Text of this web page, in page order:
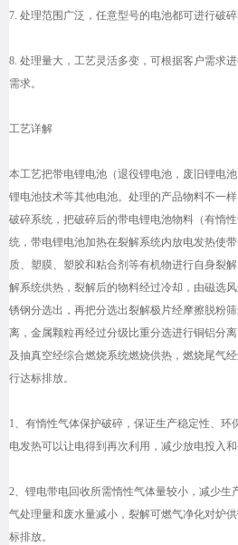
7. 处理范围广泛，任意型号的电池都可进行破碎
8. 处理量大，工艺灵活多变，可根据客户需求
需求。
工艺详解
本工艺把带电锂电池（退役锂电池，废旧锂电
锂电池技术等其他电池。处理的产品物料不一
破碎系统，把破碎后的带电锂电池物料（有惰
统，带电锂电池加热在裂解系统内放电发热使
质、塑膜、塑胶和粘合剂等有机物进行自身裂
解系统供热，裂解后的物料经过冷却，由磁选
锈钢分选出，再把分选出裂解极片经摩擦脱粉
离，金属颗粒再经过分级比重分选进行铜铝分
及抽真空经综合燃烧系统燃烧供热，燃烧尾气
行达标排放。
1、有惰性气体保护破碎，保证生产稳定性、环
电发热可以让电得到再次利用，减少放电投入和
2、锂电带电回收所需惰性气体量较小，减少生
气处理量和废水量减小，裂解可燃气净化对炉
标排放。